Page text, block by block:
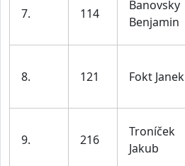
7. 114
Banovsky
Benjamin
8. 121 Fokt Janek
9. 216
Troníček
Jakub